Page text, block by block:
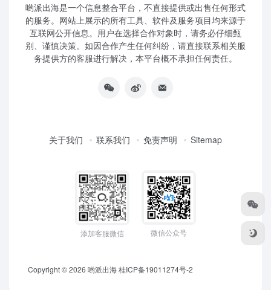
哟派出海是一个信息整合平台，不直接提供或出售任何形式
的服务。网站上展示的所有工具、软件及服务项目均来源于
互联网公开信息。用户在选择合作对象时，请务必仔细甄
别、谨慎决策。如因合作产生任何纠纷，请直接联系相关服
务提供方的客服进行解决，本平台概不承担任何责任。
关于我们 联系我们 免责声明 Sitemap
添加客服微信 微信公众号
Copyright © 2026 哟派出海桂ICP备19011274号-2